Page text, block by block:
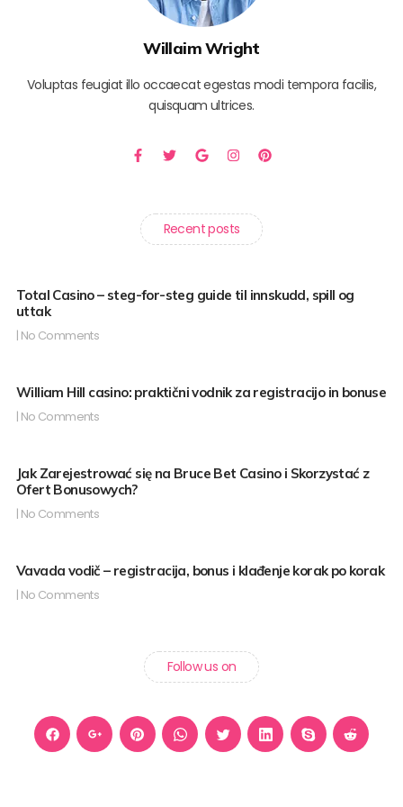
Willaim Wright
Voluptas feugiat illo occaecat egestas modi tempora facilis,
quisquam ultrices.
a
c
o
k
w
i
r
o
o
n
s
r
a
m
i
n
Recent posts
Total Casino – steg-for-steg guide til innskudd, spill og
uttak
No Comments
William Hill casino: praktični vodnik za registracijo in bonuse
No Comments
Jak Zarejestrować się na Bruce Bet Casino i Skorzystać z
Ofert Bonusowych?
No Comments
Vavada vodič – registracija, bonus i klađenje korak po korak
No Comments
Follow us on